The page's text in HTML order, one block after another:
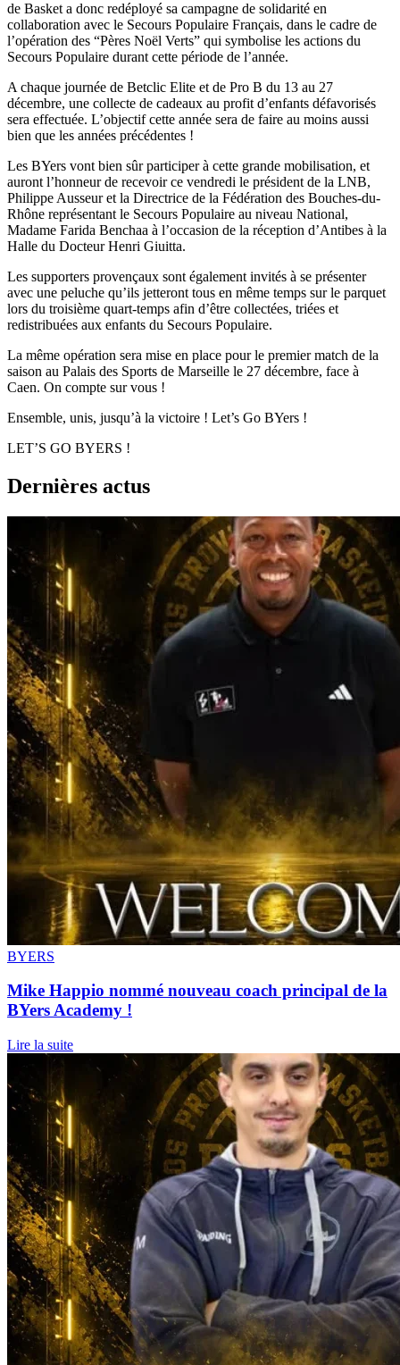
de Basket a donc redéployé sa campagne de solidarité en
collaboration avec le Secours Populaire Français, dans le cadre de
l’opération des “Pères Noël Verts” qui symbolise les actions du
Secours Populaire durant cette période de l’année.
A chaque journée de Betclic Elite et de Pro B du 13 au 27
décembre, une collecte de cadeaux au profit d’enfants défavorisés
sera effectuée. L’objectif cette année sera de faire au moins aussi
bien que les années précédentes !
Les BYers vont bien sûr participer à cette grande mobilisation, et
auront l’honneur de recevoir ce vendredi le président de la LNB,
Philippe Ausseur et la Directrice de la Fédération des Bouches-du-
Rhône représentant le Secours Populaire au niveau National,
Madame Farida Benchaa à l’occasion de la réception d’Antibes à la
Halle du Docteur Henri Giuitta.
Les supporters provençaux sont également invités à se présenter
avec une peluche qu’ils jetteront tous en même temps sur le parquet
lors du troisième quart-temps afin d’être collectées, triées et
redistribuées aux enfants du Secours Populaire.
La même opération sera mise en place pour le premier match de la
saison au Palais des Sports de Marseille le 27 décembre, face à
Caen. On compte sur vous !
Ensemble, unis, jusqu’à la victoire ! Let’s Go BYers !
LET’S GO BYERS !
Dernières actus
BYERS
Mike Happio nommé nouveau coach principal de la
BYers Academy !
Lire la suite